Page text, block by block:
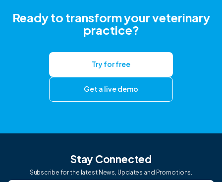
Ready to transform your veterinary
practice?
Try for free
Get a live demo
Stay Connected
Subscribe for the latest News, Updates and Promotions.